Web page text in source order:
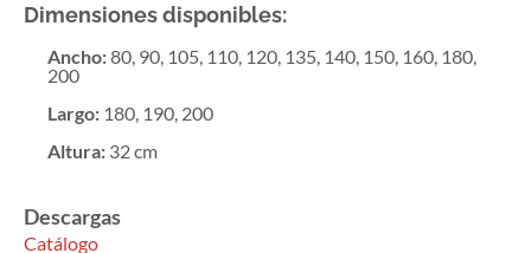
Dimensiones disponibles:
Ancho:80, 90, 105, 110, 120, 135, 140, 150, 160, 180,
200
Largo: 180, 190, 200
Altura: 32 cm
Descargas
Catálogo